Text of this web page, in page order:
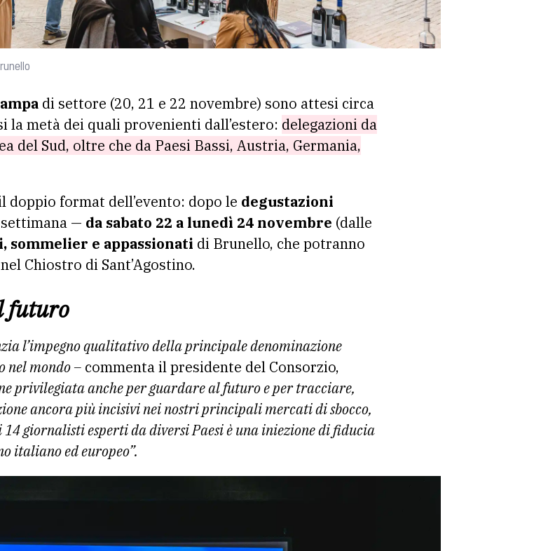
di settore (20, 21 e 22 novembre) sono attesi circa
la metà dei quali provenienti dall’estero: delegazioni da
del Sud, oltre che da Paesi Bassi, Austria, Germania,
doppio format dell’evento: dopo le degustazioni
— da sabato 22 a lunedì 24 novembre (dalle
sommelier e appassionati di Brunello, che potranno
nel Chiostro di Sant’Agostino.
futuro
l’impegno qualitativo della principale denominazione
nel mondo – commenta il presidente del Consorzio,
privilegiata anche per guardare al futuro e per tracciare,
ancora più incisivi nei nostri principali mercati di sbocco,
giornalisti esperti da diversi Paesi è una iniezione di fiducia
italiano ed europeo”.